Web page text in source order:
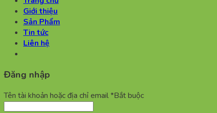
Giới thiệu
Sản Phẩm
Tin tức
Liên hệ
Đăng nhập
Tên tài khoản hoặc địa chỉ email*Bắt buộc